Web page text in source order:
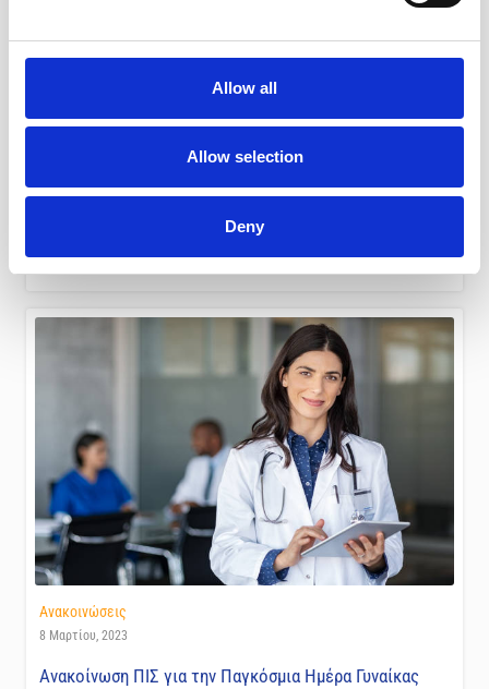
Allow all
Allow selection
Deny
9 Μαρτίου, 2023
Συνάντηση Εκτελεστικής Επιτροπής του Π.Ι.Σ. με τη
νέα Υπουργό Υγείας
Ανακοινώσεις
8 Μαρτίου, 2023
Ανακοίνωση ΠΙΣ για την Παγκόσμια Ημέρα Γυναίκας